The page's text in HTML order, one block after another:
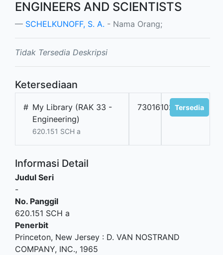
ENGINEERS AND SCIENTISTS
SCHELKUNOFF, S. A. - Nama Orang;
Tidak Tersedia Deskripsi
Ketersediaan
# My Library (RAK 33 -
Engineering)
620.151 SCH a
7301610201Tersedia
Informasi Detail
Judul Seri
-
No. Panggil
620.151 SCH a
Penerbit
Princeton, New Jersey : D. VAN NOSTRAND
COMPANY, INC., 1965